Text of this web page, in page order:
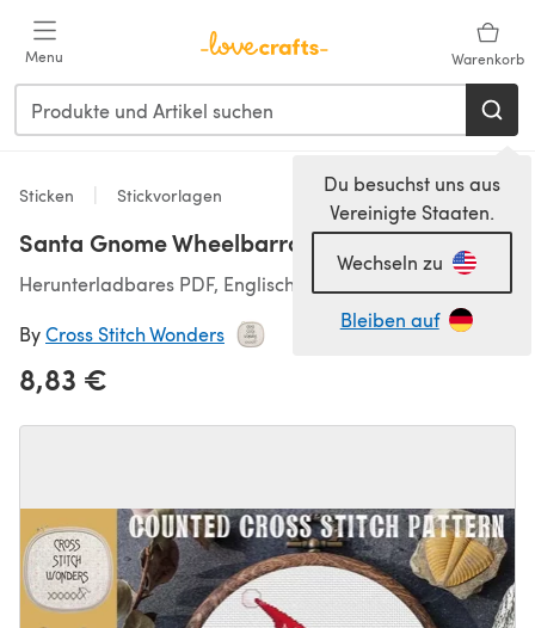
Menu Warenkorb
Du besuchst uns aus
Vereinigte Staaten.
Wechseln zu
Bleiben auf
Sticken Stickvorlagen
Santa Gnome Wheelbarrow
Herunterladbares PDF, Englisch
ByCross Stitch Wonders
8,83 €